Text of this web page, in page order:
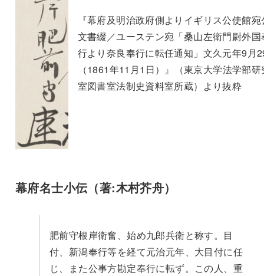
『幕府及明治政府側よりイギリス公使館宛
文書綴／ユーステン宛「桑山左衛門尉外国
行より奈良奉行に転任通知」文久元年9月
（1861年11月1日）』（東京大学法学部研
室図書室法制史資料室所蔵）より抜粋
幕府名士小伝（著:木村芥舟）
肥前守根岸衛奮、始め九郎兵衛と称す。目
付、新潟奉行等を経て元治元年、大目付に任
じ、また公事方勘定奉行に転ず。この人、重